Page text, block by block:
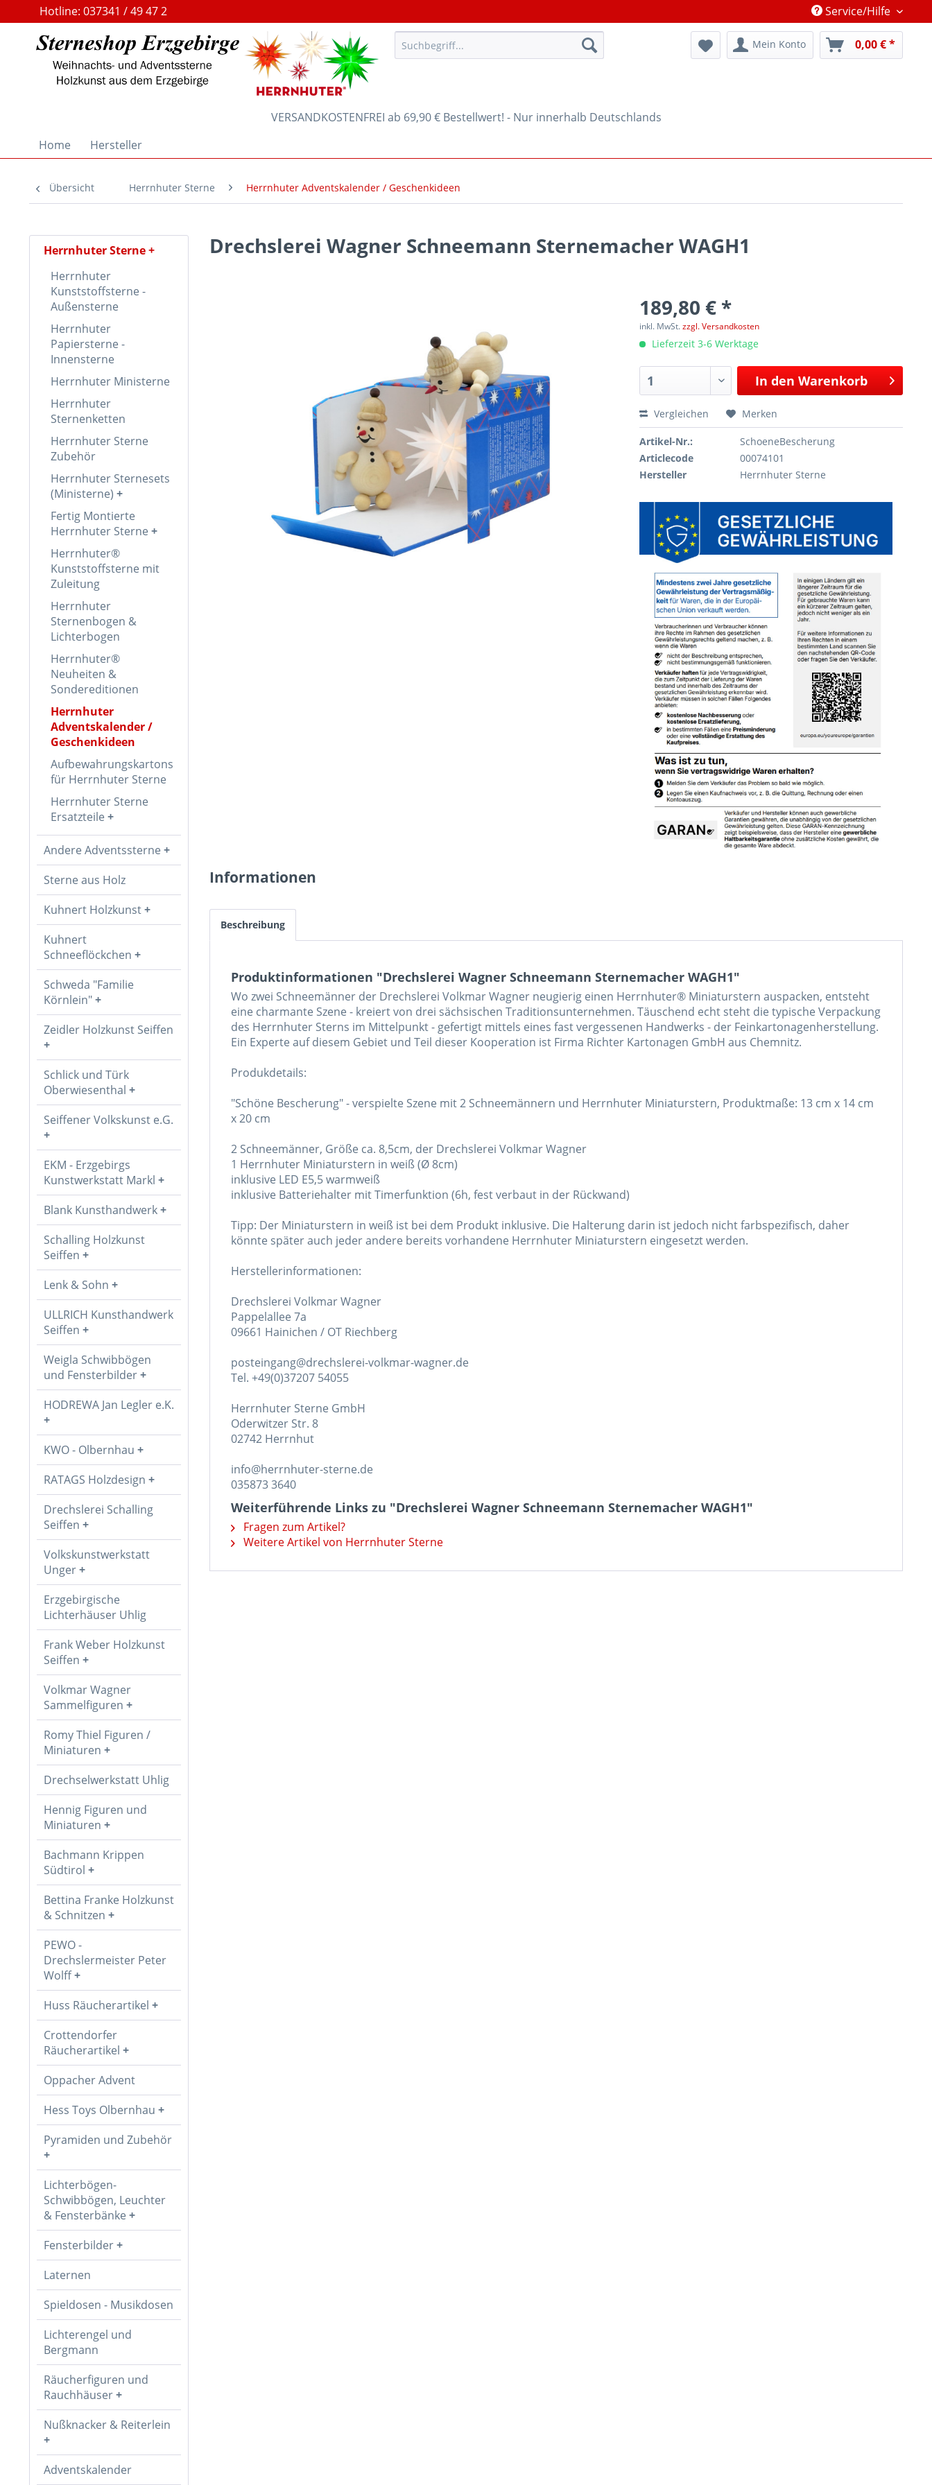
Hotline: 037341 / 49 47 2 Service/Hilfe
Mein Konto 0,00 € *
VERSANDKOSTENFREI ab 69,90 € Bestellwert! - Nur innerhalb Deutschlands
Home
Hersteller
Übersicht Herrnhuter Sterne Herrnhuter Adventskalender / Geschenkideen
Herrnhuter Sterne
Herrnhuter
Kunststoffsterne -
Außensterne
Herrnhuter
Papiersterne -
Innensterne
Herrnhuter Ministerne
Herrnhuter
Sternenketten
Herrnhuter Sterne
Zubehör
Herrnhuter Sternesets
(Ministerne)
Fertig Montierte
Herrnhuter Sterne
Herrnhuter®
Kunststoffsterne mit
Zuleitung
Herrnhuter
Sternenbogen &
Lichterbogen
Herrnhuter®
Neuheiten &
Sondereditionen
Herrnhuter
Adventskalender /
Geschenkideen
Aufbewahrungskartons
für Herrnhuter Sterne
Herrnhuter Sterne
Ersatzteile
Andere Adventssterne
Sterne aus Holz
Kuhnert Holzkunst
Kuhnert
Schneeflöckchen
Schweda "Familie
Körnlein"
Zeidler Holzkunst Seiffen
Schlick und Türk
Oberwiesenthal
Seiffener Volkskunst e.G.
EKM - Erzgebirgs
Kunstwerkstatt Markl
Blank Kunsthandwerk
Schalling Holzkunst
Seiffen
Lenk & Sohn
ULLRICH Kunsthandwerk
Seiffen
Weigla Schwibbögen
und Fensterbilder
HODREWA Jan Legler e.K.
KWO - Olbernhau
RATAGS Holzdesign
Drechslerei Schalling
Seiffen
Volkskunstwerkstatt
Unger
Erzgebirgische
Lichterhäuser Uhlig
Frank Weber Holzkunst
Seiffen
Volkmar Wagner
Sammelfiguren
Romy Thiel Figuren /
Miniaturen
Drechselwerkstatt Uhlig
Hennig Figuren und
Miniaturen
Bachmann Krippen
Südtirol
Bettina Franke Holzkunst
& Schnitzen
PEWO -
Drechslermeister Peter
Wolff
Huss Räucherartikel
Crottendorfer
Räucherartikel
Oppacher Advent
Hess Toys Olbernhau
Pyramiden und Zubehör
Lichterbögen-
Schwibbögen, Leuchter
& Fensterbänke
Fensterbilder
Laternen
Spieldosen - Musikdosen
Lichterengel und
Bergmann
Räucherfiguren und
Rauchhäuser
Nußknacker & Reiterlein
Adventskalender
Drechslerei Wagner Schneemann Sternemacher WAGH1
189,80 € *
inkl. MwSt.zzgl. Versandkosten
Lieferzeit 3-6 Werktage
In den Warenkorb
Vergleichen Merken
Artikel-Nr.:
SchoeneBescherung
Articlecode
00074101
Hersteller
Herrnhuter Sterne
Informationen
Beschreibung
Produktinformationen "Drechslerei Wagner Schneemann Sternemacher WAGH1"
Wo zwei Schneemänner der Drechslerei Volkmar Wagner neugierig einen Herrnhuter® Miniaturstern auspacken, entsteht
eine charmante Szene - kreiert von drei sächsischen Traditionsunternehmen. Täuschend echt steht die typische Verpackung
des Herrnhuter Sterns im Mittelpunkt - gefertigt mittels eines fast vergessenen Handwerks - der Feinkartonagenherstellung.
Ein Experte auf diesem Gebiet und Teil dieser Kooperation ist Firma Richter Kartonagen GmbH aus Chemnitz.
Produkdetails:
"Schöne Bescherung" - verspielte Szene mit 2 Schneemännern und Herrnhuter Miniaturstern, Produktmaße: 13 cm x 14 cm
x 20 cm
2 Schneemänner, Größe ca. 8,5cm, der Drechslerei Volkmar Wagner
1 Herrnhuter Miniaturstern in weiß (Ø 8cm)
inklusive LED E5,5 warmweiß
inklusive Batteriehalter mit Timerfunktion (6h, fest verbaut in der Rückwand)
Tipp: Der Miniaturstern in weiß ist bei dem Produkt inklusive. Die Halterung darin ist jedoch nicht farbspezifisch, daher
könnte später auch jeder andere bereits vorhandene Herrnhuter Miniaturstern eingesetzt werden.
Herstellerinformationen:
Drechslerei Volkmar Wagner
Pappelallee 7a
09661 Hainichen / OT Riechberg
posteingang@drechslerei-volkmar-wagner.de
Tel. +49(0)37207 54055
Herrnhuter Sterne GmbH
Oderwitzer Str. 8
02742 Herrnhut
info@herrnhuter-sterne.de
035873 3640
Weiterführende Links zu "Drechslerei Wagner Schneemann Sternemacher WAGH1"
Fragen zum Artikel?
Weitere Artikel von Herrnhuter Sterne